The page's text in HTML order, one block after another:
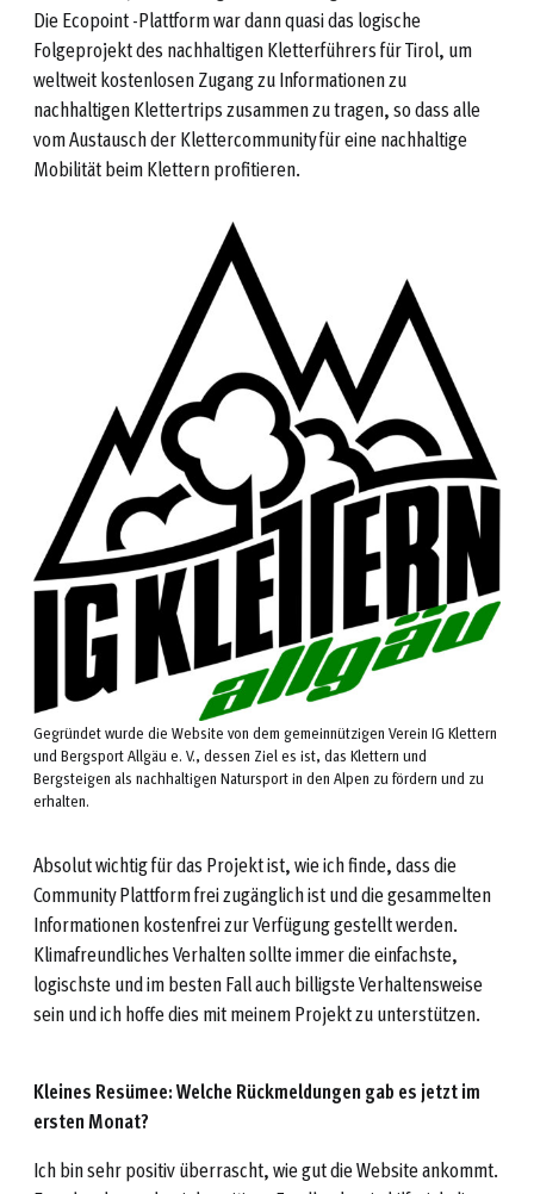
Die Ecopoint -Plattform war dann quasi das logische
Folgeprojekt des nachhaltigen Kletterführers für Tirol, um
weltweit kostenlosen Zugang zu Informationen zu
nachhaltigen Klettertrips zusammen zu tragen, so dass alle
vom Austausch der Klettercommunity für eine nachhaltige
Mobilität beim Klettern profitieren.
Gegründet wurde die Website von dem gemeinnützigen Verein IG Klettern
und Bergsport Allgäu e. V., dessen Ziel es ist, das Klettern und
Bergsteigen als nachhaltigen Natursport in den Alpen zu fördern und zu
erhalten.
Absolut wichtig für das Projekt ist, wie ich finde, dass die
Community Plattform frei zugänglich ist und die gesammelten
Informationen kostenfrei zur Verfügung gestellt werden.
Klimafreundliches Verhalten sollte immer die einfachste,
logischste und im besten Fall auch billigste Verhaltensweise
sein und ich hoffe dies mit meinem Projekt zu unterstützen.
Kleines Resümee: Welche Rückmeldungen gab es jetzt im
ersten Monat?
Ich bin sehr positiv überrascht, wie gut die Website ankommt.